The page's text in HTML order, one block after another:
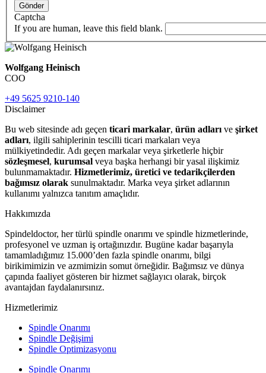
Gönder
Captcha
If you are human, leave this field blank.
Wolfgang Heinisch
COO
+49 5625 9210-140
Disclaimer
Bu web sitesinde adı geçen ticari markalar, ürün adları ve şirket
adları, ilgili sahiplerinin tescilli ticari markaları veya
mülkiyetindedir. Adı geçen markalar veya şirketlerle hiçbir
sözleşmesel, kurumsal veya başka herhangi bir yasal ilişkimiz
bulunmamaktadır. Hizmetlerimiz, üretici ve tedarikçilerden
bağımsız olarak sunulmaktadır. Marka veya şirket adlarının
kullanımı yalnızca tanıtım amaçlıdır.
Hakkımızda
Spindeldoctor, her türlü spindle onarımı ve spindle hizmetlerinde,
profesyonel ve uzman iş ortağınızdır. Bugüne kadar başarıyla
tamamladığımız 15.000’den fazla spindle onarımı, bilgi
birikimimizin ve azmimizin somut örneğidir. Bağımsız ve dünya
çapında faaliyet gösteren bir hizmet sağlayıcı olarak, birçok
avantajdan faydalanırsınız.
Hizmetlerimiz
Spindle Onarımı
Spindle Değişimi
Spindle Optimizasyonu
Spindle Onarımı